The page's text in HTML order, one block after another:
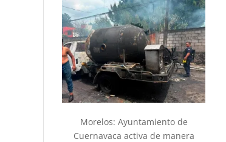
Morelos: Ayuntamiento de
Cuernavaca activa de manera